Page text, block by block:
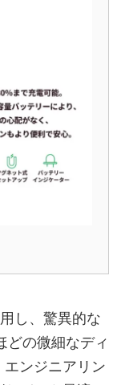
し、驚異的な
どの微細なディ
ンジニアリン